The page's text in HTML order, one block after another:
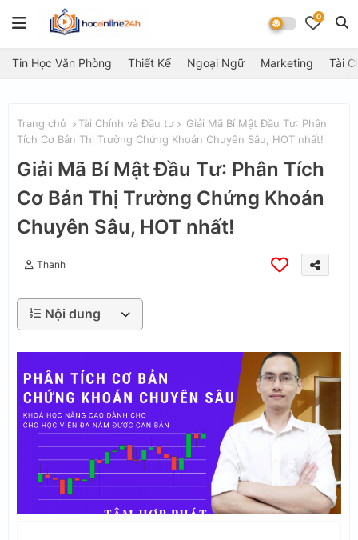
0
Tin Học Văn Phòng Thiết Kế Ngoại Ngữ Marketing Tài
Trang chủ Tài Chính và Đầu tư
Giải Mã Bí Mật Đầu Tư: Phân
Tích Cơ Bản Thị Trường Chứng Khoán Chuyên Sâu, HOT nhất!
Giải Mã Bí Mật Đầu Tư: Phân Tích
Cơ Bản Thị Trường Chứng Khoán
Chuyên Sâu, HOT nhất!
Thanh
Nội dung